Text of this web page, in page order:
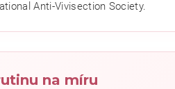
Anti-Vivisection Society.
na míru